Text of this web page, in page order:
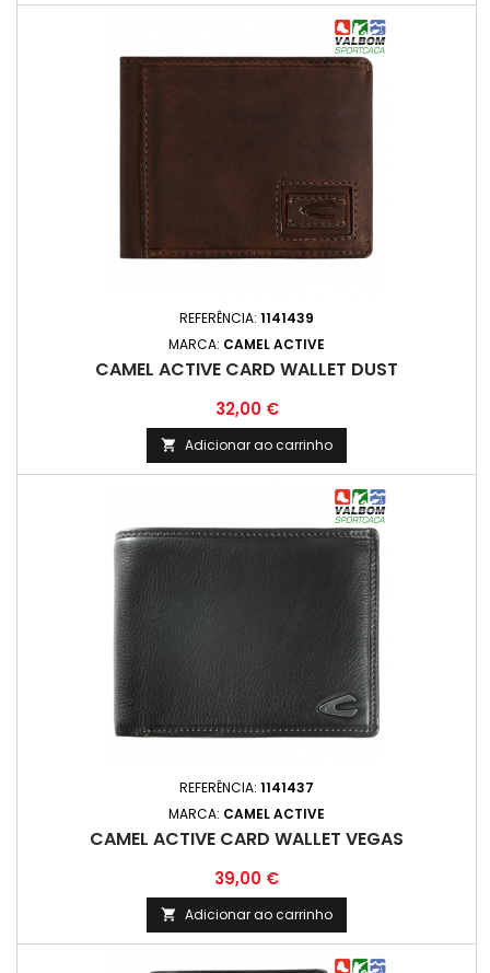
REFERÊNCIA: 1141439
MARCA: CAMEL ACTIVE
CAMEL ACTIVE CARD WALLET DUST
Preço
32,00 €
 Adicionar ao carrinho
REFERÊNCIA: 1141437
MARCA: CAMEL ACTIVE
CAMEL ACTIVE CARD WALLET VEGAS
Preço
39,00 €
 Adicionar ao carrinho